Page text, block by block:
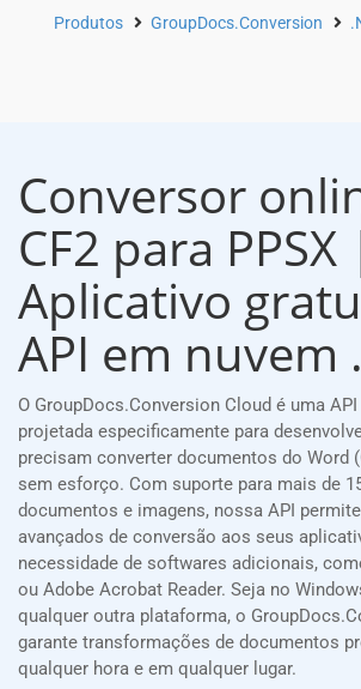
Produtos GroupDocs.Conversion
Conversor
CF2 para PPSX
Aplicativo
API em nuvem
O GroupDocs.Conversion Cloud é uma
projetada especificamente para
precisam converter documentos do Word
sem esforço. Com suporte para mais de
documentos e imagens, nossa API
avançados de conversão aos seus
necessidade de softwares adicionais,
ou Adobe Acrobat Reader. Seja no
qualquer outra plataforma, o
garante transformações de documentos
qualquer hora e em qualquer lugar.